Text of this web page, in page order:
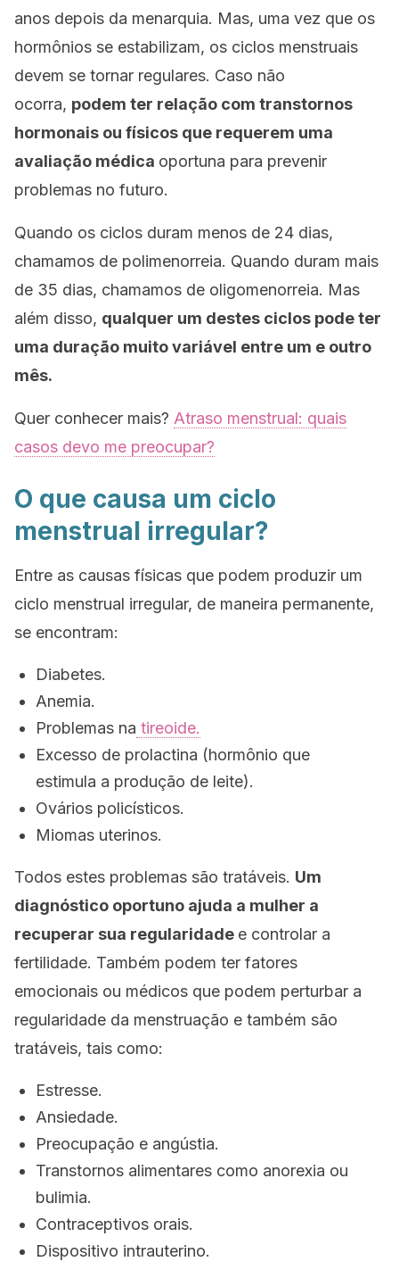
anos depois da menarquia. Mas, uma vez que os
hormônios se estabilizam, os ciclos menstruais
devem se tornar regulares. Caso não
ocorra, podem ter relação com transtornos
hormonais ou físicos que requerem uma
avaliação médica oportuna para prevenir
problemas no futuro.
Quando os ciclos duram menos de 24 dias,
chamamos de polimenorreia. Quando duram mais
de 35 dias, chamamos de oligomenorreia. Mas
além disso, qualquer um destes ciclos pode ter
uma duração muito variável entre um e outro
mês.
Quer conhecer mais? Atraso menstrual: quais
casos devo me preocupar?
O que causa um ciclo
menstrual irregular?
Entre as causas físicas que podem produzir um
ciclo menstrual irregular, de maneira permanente,
se encontram:
Diabetes.
Anemia.
Problemas na tireoide.
Excesso de prolactina (hormônio que
estimula a produção de leite).
Ovários policísticos.
Miomas uterinos.
Todos estes problemas são tratáveis. Um
diagnóstico oportuno ajuda a mulher a
recuperar sua regularidade e controlar a
fertilidade. Também podem ter fatores
emocionais ou médicos que podem perturbar a
regularidade da menstruação e também são
tratáveis, tais como:
Estresse.
Ansiedade.
Preocupação e angústia.
Transtornos alimentares como anorexia ou
bulimia.
Contraceptivos orais.
Dispositivo intrauterino.